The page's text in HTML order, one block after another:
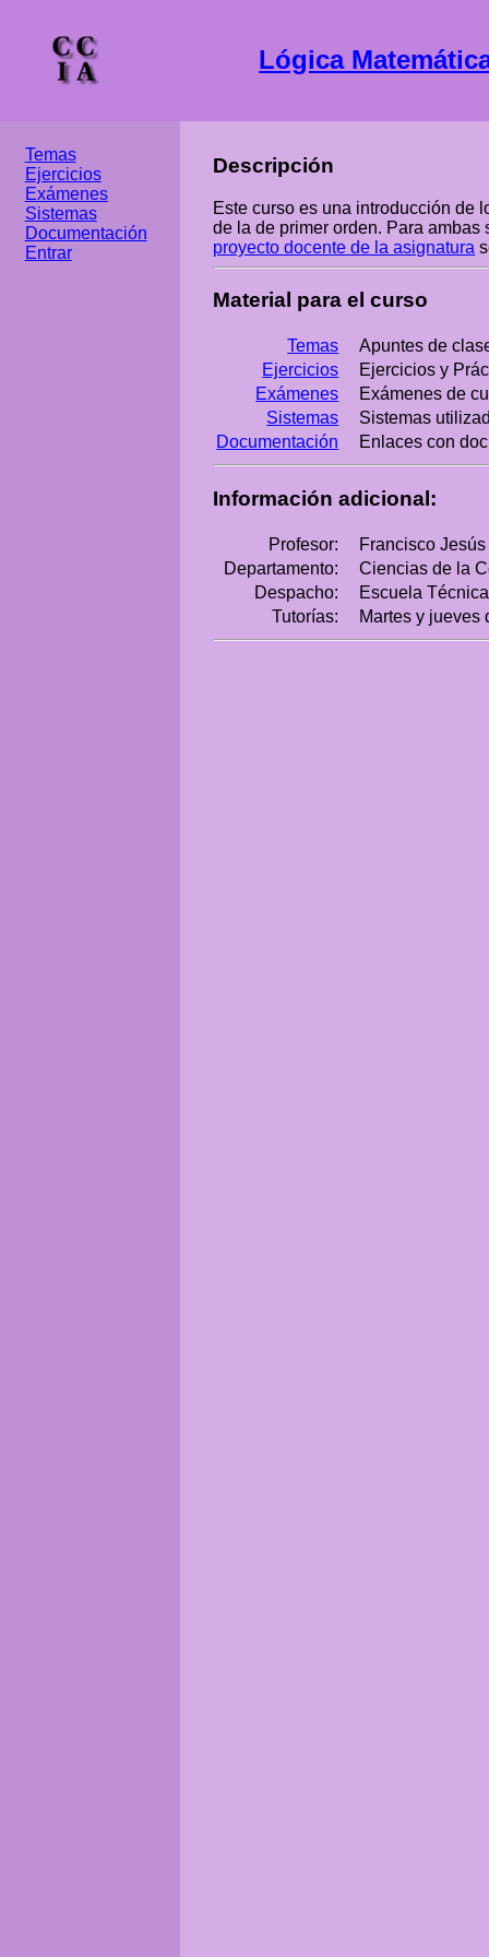
Lógica
Temas
Ejercicios
Exámenes
Sistemas
Documentación
Entrar
Descripción
Este curso es una introducción de
de la de primer orden. Para
proyecto docente de la asignatura
Material para el curso
Temas
Apuntes de
Ejercicios
Ejercicios y
Exámenes
Exámenes de
Sistemas
Sistemas
Documentación
Enlaces con
Información adicional:
Profesor:
Francisco
Departamento:
Ciencias de la
Despacho:
Escuela
Tutorías:
Martes y jueves